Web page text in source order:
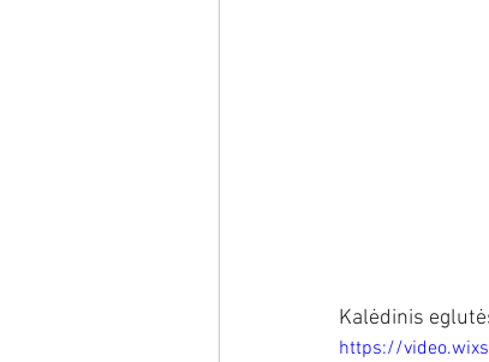
Kalėdinis
https://